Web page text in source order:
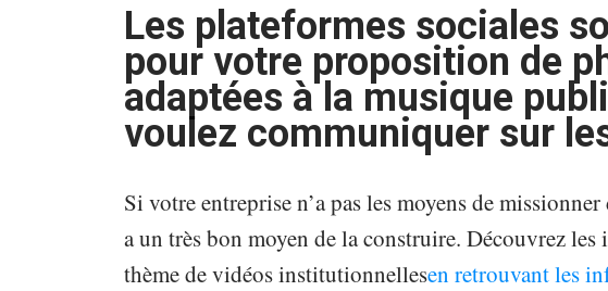
Les plateformes sociales
pour votre proposition de
adaptées à la musique
voulez communiquer sur
Si votre entreprise n’a pas les moyens de
a un très bon moyen de la construire. Découvrez
thème de vidéos institutionnellesen retrouvant les